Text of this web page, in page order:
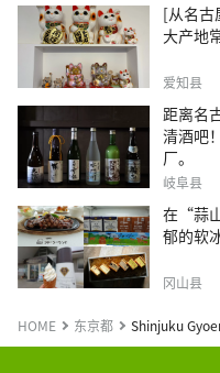
[从名古
大产地
爱知县
距离名
清酒吧
厂。
岐阜县
在“蒜
郁的软
冈山县
HOME 东京都 Shinjuku